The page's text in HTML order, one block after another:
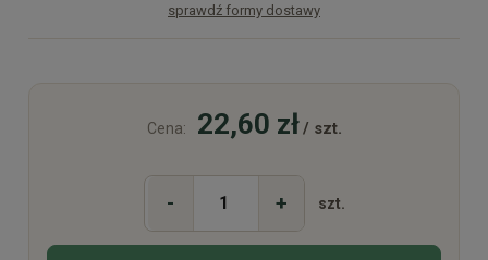
Cena nie zawiera ewentualnych kosztów płatności
sprawdź formy dostawy
Cena: 22,60 zł/ szt.
- + szt.